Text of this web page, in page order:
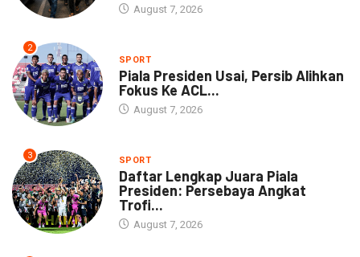
August 7, 2026
2
SPORT
Piala Presiden Usai, Persib Alihkan
Fokus Ke ACL...
August 7, 2026
3 SPORT
Daftar Lengkap Juara Piala
Presiden: Persebaya Angkat
Trofi...
August 7, 2026